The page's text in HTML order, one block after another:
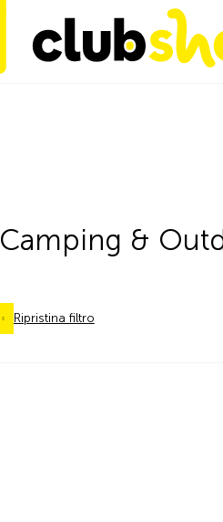
Camping &
Ripristina filtro